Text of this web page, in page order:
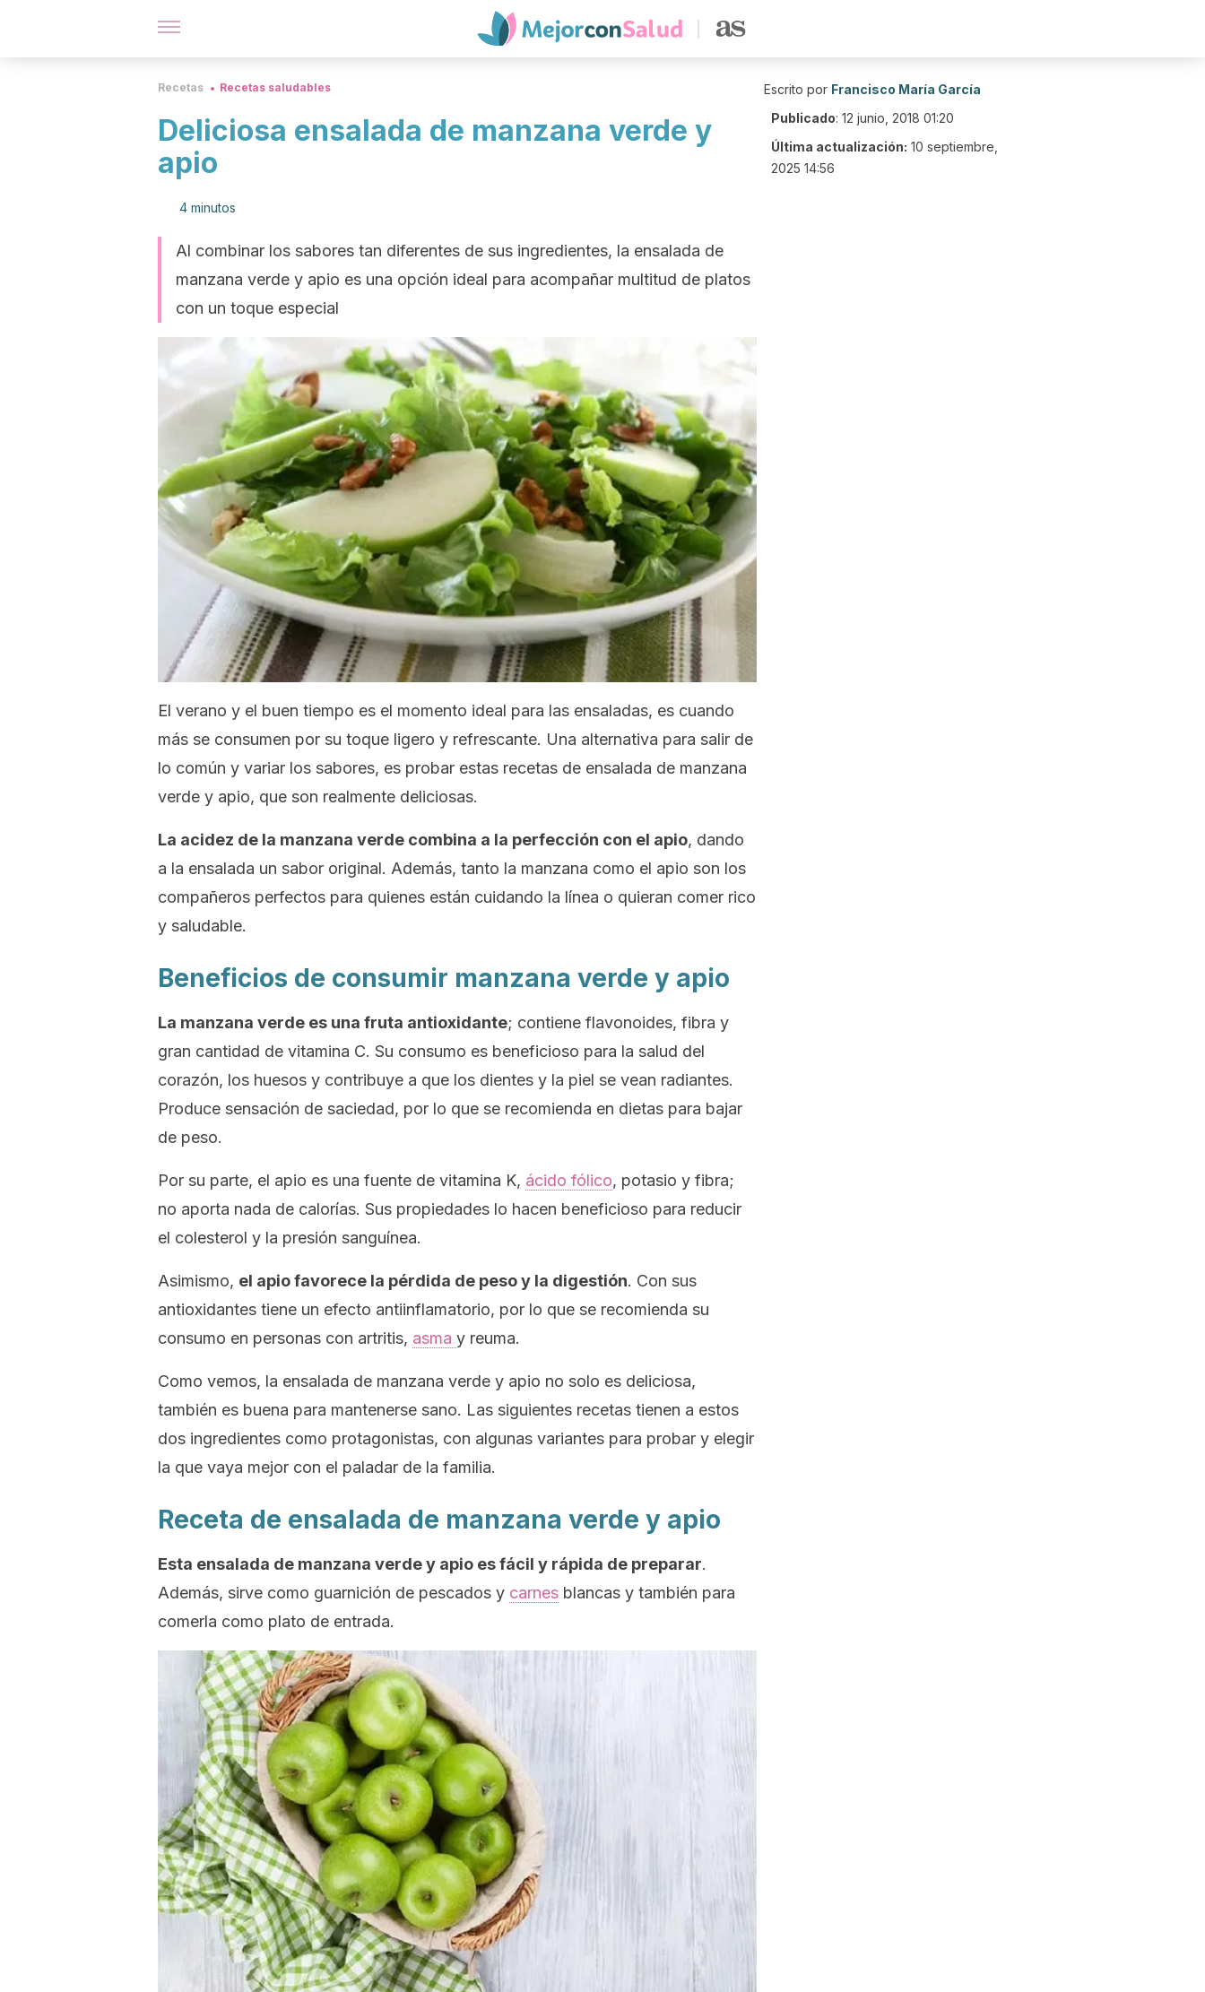
Recetas Recetas saludables
Deliciosa ensalada de manzana verde y
apio
4 minutos
Al combinar los sabores tan diferentes de sus ingredientes, la ensalada de
manzana verde y apio es una opción ideal para acompañar multitud de platos
con un toque especial
El verano y el buen tiempo es el momento ideal para las ensaladas, es cuando
más se consumen por su toque ligero y refrescante. Una alternativa para salir de
lo común y variar los sabores, es probar estas recetas de ensalada de manzana
verde y apio, que son realmente deliciosas.
La acidez de la manzana verde combina a la perfección con el apio, dando
a la ensalada un sabor original. Además, tanto la manzana como el apio son los
compañeros perfectos para quienes están cuidando la línea o quieran comer rico
y saludable.
Beneficios de consumir manzana verde y apio
La manzana verde es una fruta antioxidante; contiene flavonoides, fibra y
gran cantidad de vitamina C. Su consumo es beneficioso para la salud del
corazón, los huesos y contribuye a que los dientes y la piel se vean radiantes.
Produce sensación de saciedad, por lo que se recomienda en dietas para bajar
de peso.
Por su parte, el apio es una fuente de vitamina K, ácido fólico, potasio y fibra;
no aporta nada de calorías. Sus propiedades lo hacen beneficioso para reducir
el colesterol y la presión sanguínea.
Asimismo, el apio favorece la pérdida de peso y la digestión. Con sus
antioxidantes tiene un efecto antiinflamatorio, por lo que se recomienda su
consumo en personas con artritis, asma y reuma.
Como vemos, la ensalada de manzana verde y apio no solo es deliciosa,
también es buena para mantenerse sano. Las siguientes recetas tienen a estos
dos ingredientes como protagonistas, con algunas variantes para probar y elegir
la que vaya mejor con el paladar de la familia.
Receta de ensalada de manzana verde y apio
Esta ensalada de manzana verde y apio es fácil y rápida de preparar.
Además, sirve como guarnición de pescados y carnes blancas y también para
comerla como plato de entrada.
Escrito por Francisco María García
Publicado: 12 junio, 2018 01:20
Última actualización: 10 septiembre,
2025 14:56